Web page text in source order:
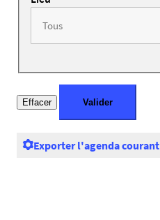
Exporter l'agenda courant